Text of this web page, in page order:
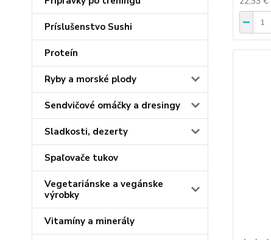
Príslušenstvo Sushi
Proteín
Ryby a morské plody
Sendvičové omáčky a dresingy
Sladkosti, dezerty
Spaľovače tukov
Vegetariánske a vegánske
výrobky
Vitamíny a minerály